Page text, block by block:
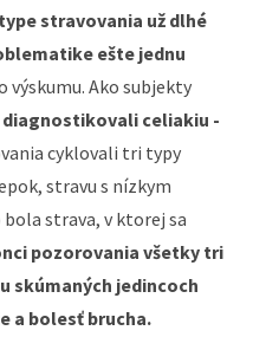
stravovania už dlhé
ešte jednu
výskumu. Ako subjekty
diagnostikovali celiakiu -
cyklovali tri typy
stravu s nízkym
strava, v ktorej sa
pozorovania všetky tri
skúmaných jedincoch
a bolesť brucha.